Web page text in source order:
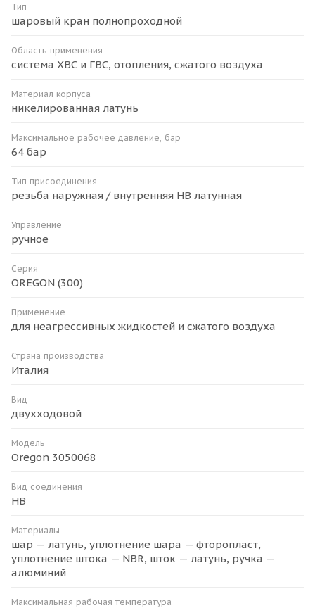
Тип
шаровый кран полнопроходной
Область применения
система ХВС и ГВС, отопления, сжатого воздуха
Материал корпуса
никелированная латунь
Максимальное рабочее давление, бар
64 бар
Тип присоединения
резьба наружная / внутренняя HB латунная
Управление
ручное
Серия
OREGON (300)
Применение
для неагрессивных жидкостей и сжатого воздуха
Страна производства
Италия
Вид
двухходовой
Модель
Oregon 3050068
Вид соединения
НВ
Материалы
шар — латунь, уплотнение шара — фторопласт,
уплотнение штока — NBR, шток — латунь, ручка —
алюминий
Максимальная рабочая температура